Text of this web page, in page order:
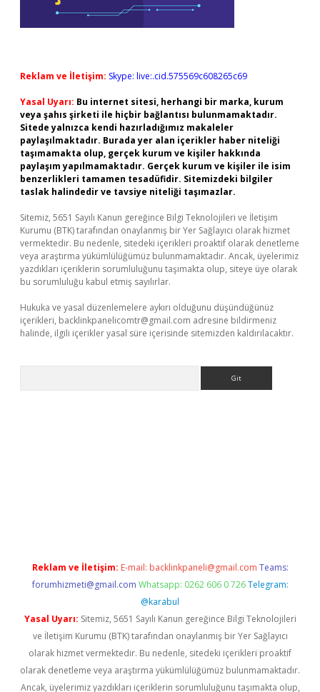
Reklam ve İletişim: Skype: live:.cid.575569c608265c69
Yasal Uyarı: Bu internet sitesi, herhangi bir marka, kurum
veya şahıs şirketi ile hiçbir bağlantısı bulunmamaktadır.
Sitede yalnızca kendi hazırladığımız makaleler
paylaşılmaktadır. Burada yer alan içerikler haber niteliği
taşımamakta olup, gerçek kurum ve kişiler hakkında
paylaşım yapılmamaktadır. Gerçek kurum ve kişiler ile isim
benzerlikleri tamamen tesadüfidir. Sitemizdeki bilgiler
taslak halindedir ve tavsiye niteliği taşımazlar.
Sitemiz, 5651 Sayılı Kanun gereğince Bilgi Teknolojileri ve İletişim
Kurumu (BTK) tarafından onaylanmış bir Yer Sağlayıcı olarak hizmet
vermektedir. Bu nedenle, sitedeki içerikleri proaktif olarak denetleme
veya araştırma yükümlülüğümüz bulunmamaktadır. Ancak, üyelerimiz
yazdıkları içeriklerin sorumluluğunu taşımakta olup, siteye üye olarak
bu sorumluluğu kabul etmiş sayılırlar.
Hukuka ve yasal düzenlemelere aykırı olduğunu düşündüğünüz
içerikleri, backlinkpanelicomtr@gmail.com adresine bildirmeniz
halinde, ilgili içerikler yasal süre içerisinde sitemizden kaldırılacaktır.
Reklam ve İletişim: E-mail: backlinkpaneli@gmail.com Teams:
forumhizmeti@gmail.com Whatsapp: 0262 606 0 726 Telegram:
@karabul
Yasal Uyarı: Sitemiz, 5651 Sayılı Kanun gereğince Bilgi Teknolojileri
ve İletişim Kurumu (BTK) tarafından onaylanmış bir Yer Sağlayıcı
olarak hizmet vermektedir. Bu nedenle, sitedeki içerikleri proaktif
olarak denetleme veya araştırma yükümlülüğümüz bulunmamaktadır.
Ancak, üyelerimiz yazdıkları içeriklerin sorumluluğunu taşımakta olup,